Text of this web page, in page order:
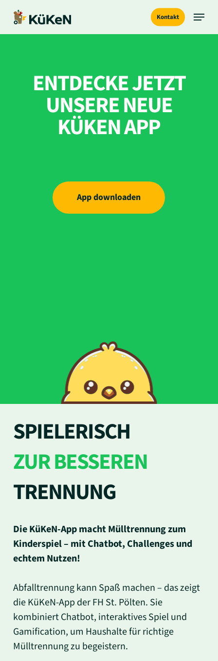
main
Kontakt Menu
ENTDECKE JETZT
UNSERE NEUE
KÜKEN APP
App downloaden
SPIELERISCH
ZUR BESSEREN
TRENNUNG
Die KüKeN-App macht Mülltrennung zum
Kinderspiel – mit Chatbot, Challenges und
echtem Nutzen!
Abfalltrennung kann Spaß machen – das zeigt
die KüKeN-App der FH St. Pölten. Sie
kombiniert Chatbot, interaktives Spiel und
Gamification, um Haushalte für richtige
Mülltrennung zu begeistern.